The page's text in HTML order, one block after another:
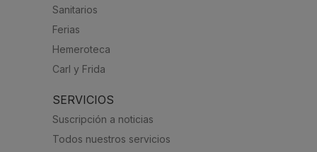
Sanitarios
Ferias
Hemeroteca
Carl y Frida
SERVICIOS
Suscripción a noticias
Todos nuestros servicios